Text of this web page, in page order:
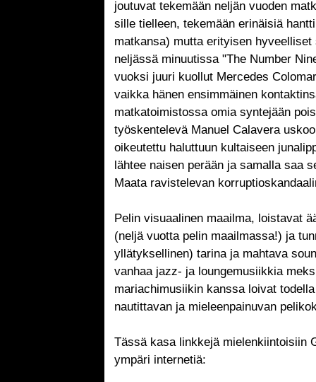
joutuvat tekemään neljän vuoden
sille tielleen, tekemään erinäisiä
matkansa) mutta erityisen
neljässä minuutissa "The Number
vuoksi juuri kuollut Mercedes
vaikka hänen ensimmäinen
matkatoimistossa omia syntejään
työskentelevä Manuel Calavera
oikeutettu haluttuun kultaiseen
lähtee naisen perään ja samalla saa
Maata ravistelevan
Pelin visuaalinen maailma, loistavat
(neljä vuotta pelin maailmassa!) ja
yllätyksellinen) tarina ja mahtava
vanhaa jazz- ja loungemusiikkia
mariachimusiikin kanssa loivat
nautittavan ja mieleenpainuvan
Tässä kasa linkkejä mielenkiintoisiin
ympäri internetiä: